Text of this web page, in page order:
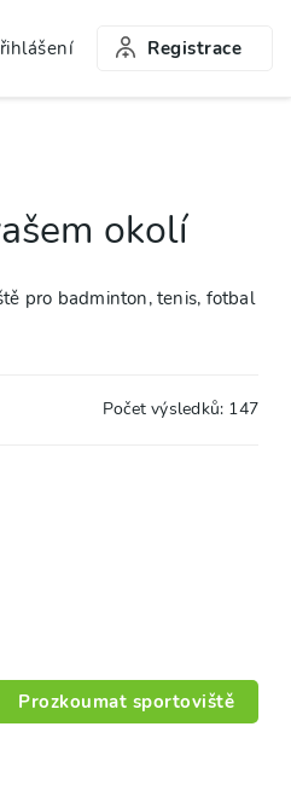
Registrace
okolí
pro badminton, tenis, fotbal
Počet výsledků: 147
Prozkoumat sportoviště